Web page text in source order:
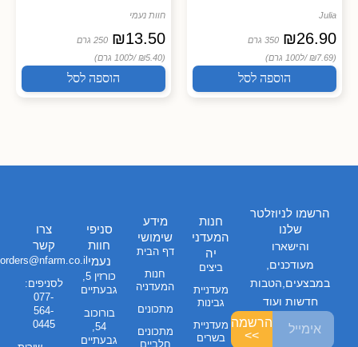
Julia
₪26.90
350 גרם
(₪7.69 /
ל100 גרם)
הוספה לסל
חוות נעמי
₪13.50
250 גרם
(₪5.40 /
ל100 גרם)
הוספה לסל
חנות
המעדני
יה
ביצים
מעדניית
גבינות
מעדניית
בשרים
מידע
שימושי
דף הבית
חנות
המעדניה
מתכונים
מתכונים
חלביים
סניפי
חוות
נעמי
כורזין 5,
גבעתיים
בורוכוב
54,
גבעתיים
צרו
קשר
orders@nfarm.co.il
לסניפים:
077-
564-
0445
הרשמו לניוזלטר
שלנו
והישארו
מעודכנים,
במבצעים,הטבות
חדשות ועוד
הרשמה
>>